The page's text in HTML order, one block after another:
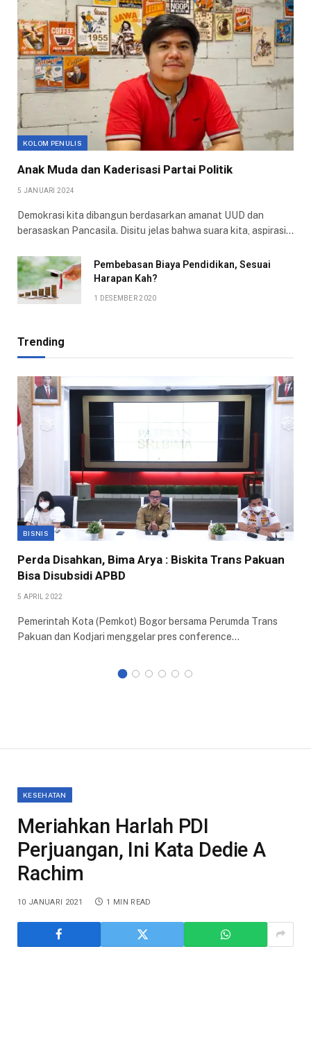
KOLOM PENULIS
Anak Muda dan Kaderisasi Partai Politik
5 JANUARI 2024
Demokrasi kita dibangun berdasarkan amanat UUD dan
berasaskan Pancasila. Disitu jelas bahwa suara kita, aspirasi…
Pembebasan Biaya Pendidikan, Sesuai
Harapan Kah?
1 DESEMBER 2020
Trending
BISNIS
Perda Disahkan, Bima Arya : Biskita Trans Pakuan
Bisa Disubsidi APBD
5 APRIL 2022
Pemerintah Kota (Pemkot) Bogor bersama Perumda Trans
Pakuan dan Kodjari menggelar pres conference…
KESEHATAN
Meriahkan Harlah PDI
Perjuangan, Ini Kata Dedie A
Rachim
10 JANUARI 2021 1 MIN READ